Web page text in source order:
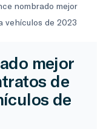
nombrado mejor
vehículos de 2023
mejor
de
de